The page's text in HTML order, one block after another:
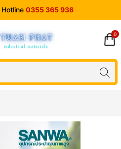
Hotline 0355 365 936
0